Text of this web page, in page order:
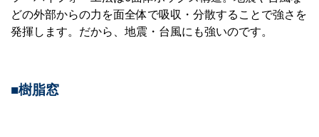
どの外部からの力を面全体で吸収・分散することで強さを
発揮します。だから、地震・台風にも強いのです。
■樹脂窓